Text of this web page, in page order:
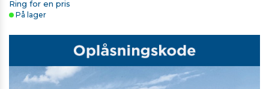
Ring for en pris
På lager